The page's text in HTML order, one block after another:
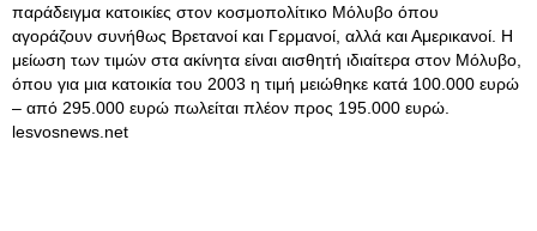
παράδειγμα κατοικίες στον κοσμοπολίτικο Μόλυβο όπου
αγοράζουν συνήθως Βρετανοί και Γερμανοί, αλλά και Αμερικανοί. Η
μείωση των τιμών στα ακίνητα είναι αισθητή ιδιαίτερα στον Μόλυβο,
όπου για μια κατοικία του 2003 η τιμή μειώθηκε κατά 100.000 ευρώ
– από 295.000 ευρώ πωλείται πλέον προς 195.000 ευρώ.
lesvosnews.net